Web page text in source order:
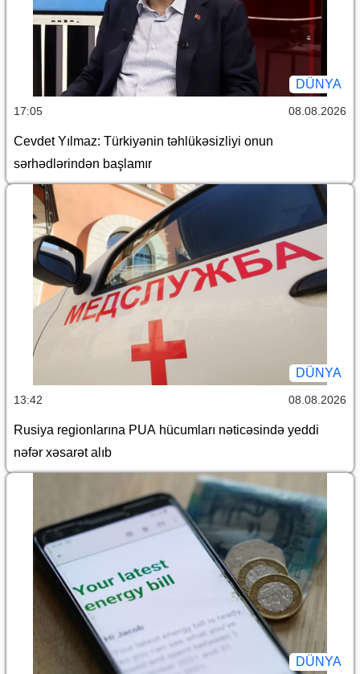
DÜNYA
17:05 08.08.2026
Cevdet Yılmaz: Türkiyənin təhlükəsizliyi onun
sərhədlərindən başlamır
DÜNYA
13:42 08.08.2026
Rusiya regionlarına PUA hücumları nəticəsində yeddi
nəfər xəsarət alıb
DÜNYA